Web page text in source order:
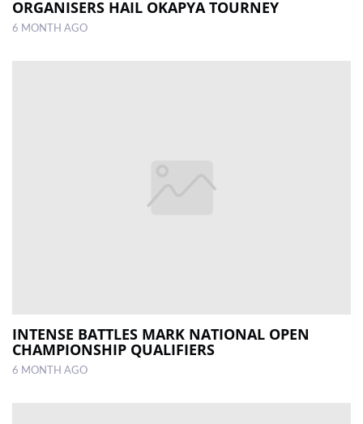
ORGANISERS HAIL OKAPYA TOURNEY
6 MONTH AGO
INTENSE BATTLES MARK NATIONAL OPEN
CHAMPIONSHIP QUALIFIERS
6 MONTH AGO